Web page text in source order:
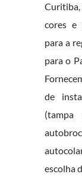
Curitiba,
cores e
para a
para o
de
escolha